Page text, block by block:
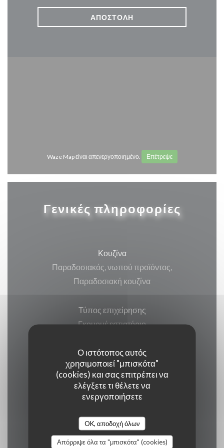
Ο ιστότοπος αυτός
χρησιμοποιεί "μπισκότα"
(cookies) και σας επιτρέπει να
ελέγξετε τι θέλετε να
ενεργοποιήσετε
OK, αποδοχή όλων
Απόρριψε όλα τα "μπισκότα" (cookies)
Waze Map είναι απενεργοποιημένο. Επέτρεψε
Γενικές πληροφορίες
Κουζίνα
Παραδοσιακός, νωπού προϊόντος,
Παραδοσιακή κουζίνα
Τύπος επιχείρησης
Γκουρμέ εστιατόριο
Υπηρεσίες
Βεράντα, Wi-fi, Κλιματισμός, ,
Απενεργοποιημένη πρόσβαση
Ένωση Πληρωμή, Μετρητά, Visa, American
Express